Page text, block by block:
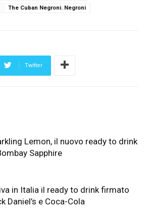
The Cuban Negroni. Negroni
Twitter
Lemon, il nuovo ready to drink
Sapphire
in Italia il ready to drink firmato
Daniel’s e Coca-Cola